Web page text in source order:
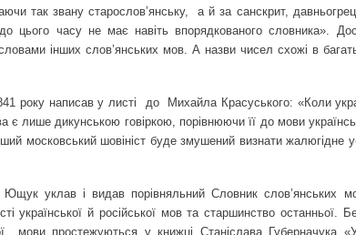
так звану старослов’янську,
а й за санскрит,
цього часу не має навіть впорядкованого словника».
інших слов’янських мов. А назви чисел схожі в
року написав у листі до
Михайла Красуського: «Коли
лише дикунською говіркою, порівнюючи її до мови
московський шовініст буде змушений визнати жалюгідне
уклав і видав порівняльний Словник слов’янських
української й російської мов та старшинство останньої.
мови простежуються у книжці Станіслава Губерначука